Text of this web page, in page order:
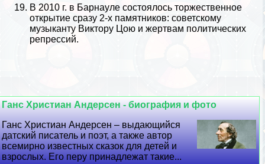
В 2010 г. в Барнауле состоялось торжественное
открытие сразу 2-х памятников: советскому
музыканту Виктору Цою и жертвам политических
репрессий.
Ганс Христиан Андерсен - биография и фото
Ганс Христиан Андерсен – выдающийся
датский писатель и поэт, а также автор
всемирно известных сказок для детей и
взрослых. Его перу принадлежат такие...